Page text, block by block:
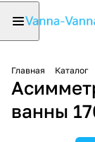
Главная Каталог
ванны